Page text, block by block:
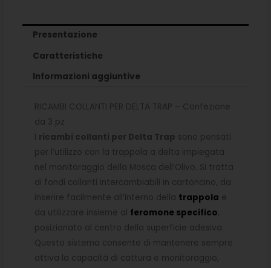
Presentazione
Caratteristiche
Informazioni aggiuntive
RICAMBI COLLANTI PER DELTA TRAP – Confezione
da 3 pz
I ricambi collanti per Delta Trap sono pensati
per l’utilizzo con la trappola a delta impiegata
nel monitoraggio della Mosca dell’Olivo. Si tratta
di fondi collanti intercambiabili in cartoncino, da
inserire facilmente all’interno della trappola e
da utilizzare insieme al feromone specifico,
posizionato al centro della superficie adesiva.
Questo sistema consente di mantenere sempre
attiva la capacità di cattura e monitoraggio,